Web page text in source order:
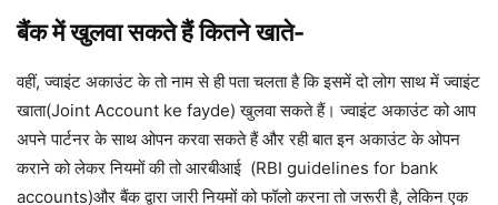
बैंक में खुलवा सकते हैं कितने खाते-
वहीं, ज्वाइंट अकाउंट के तो नाम से ही पता चलता है कि इसमें दो लोग साथ में ज्वाइंट
खाता(Joint Account ke fayde) खुलवा सकते हैं। ज्वाइंट अकाउंट को आप
अपने पार्टनर के साथ ओपन करवा सकते हैं और रही बात इन अकाउंट के ओपन
कराने को लेकर नियमों की तो आरबीआई (RBI guidelines for bank
accounts)और बैंक द्वारा जारी नियमों को फॉलो करना तो जरूरी है, लेकिन एक